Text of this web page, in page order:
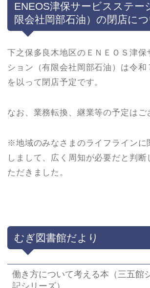
ENEOS津保サービスステー
限会社岡部石油）の閉店に
下之保多良木地区のＥＮＥＯＳ津保
ション（有限会社岡部石油）は令和
を以って閉店予定です。
なお、業務転換、継業等の予定はご
※地域のみなさまのライフラインに
しまして、広く周知が必要だと判断
ただきました。
むぎ図書館だより
働き方について考える本（三五館
記シリーズ）